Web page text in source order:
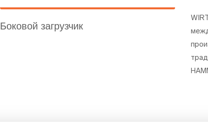
Боковой загрузчик